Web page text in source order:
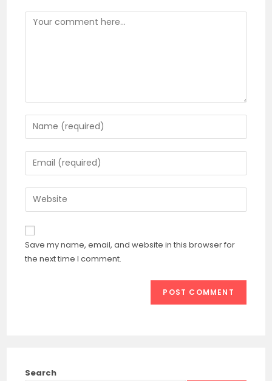
Comment
Enter
your
name
or
to
comment
Enter
your
email
address
comment
Enter
your
website
URL
(optional)
Save my name, email, and website in this browser for
the next time I comment.
Search